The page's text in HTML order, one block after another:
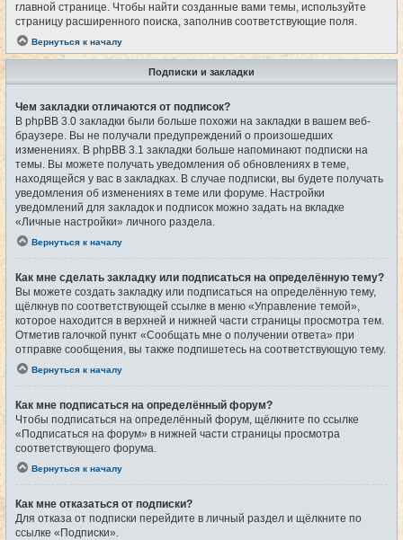
главной странице. Чтобы найти созданные вами темы, используйте
страницу расширенного поиска, заполнив соответствующие поля.
Вернуться к началу
Подписки и закладки
Чем закладки отличаются от подписок?
В phpBB 3.0 закладки были больше похожи на закладки в вашем веб-
браузере. Вы не получали предупреждений о произошедших
изменениях. В phpBB 3.1 закладки больше напоминают подписки на
темы. Вы можете получать уведомления об обновлениях в теме,
находящейся у вас в закладках. В случае подписки, вы будете получать
уведомления об изменениях в теме или форуме. Настройки
уведомлений для закладок и подписок можно задать на вкладке
«Личные настройки» личного раздела.
Вернуться к началу
Как мне сделать закладку или подписаться на определённую тему?
Вы можете создать закладку или подписаться на определённую тему,
щёлкнув по соответствующей ссылке в меню «Управление темой»,
которое находится в верхней и нижней части страницы просмотра тем.
Отметив галочкой пункт «Сообщать мне о получении ответа» при
отправке сообщения, вы также подпишетесь на соответствующую тему.
Вернуться к началу
Как мне подписаться на определённый форум?
Чтобы подписаться на определённый форум, щёлкните по ссылке
«Подписаться на форум» в нижней части страницы просмотра
соответствующего форума.
Вернуться к началу
Как мне отказаться от подписки?
Для отказа от подписки перейдите в личный раздел и щёлкните по
ссылке «Подписки».